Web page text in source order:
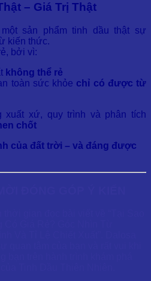
– Giá Trị Thật
sản phẩm tinh dầu thật sự
kiến thức.
bởi vì:
không thể rẻ
toàn sức khỏe chỉ có được từ
xuất xứ, quy trình và phân tích
chốt
của đất trời – và đáng được